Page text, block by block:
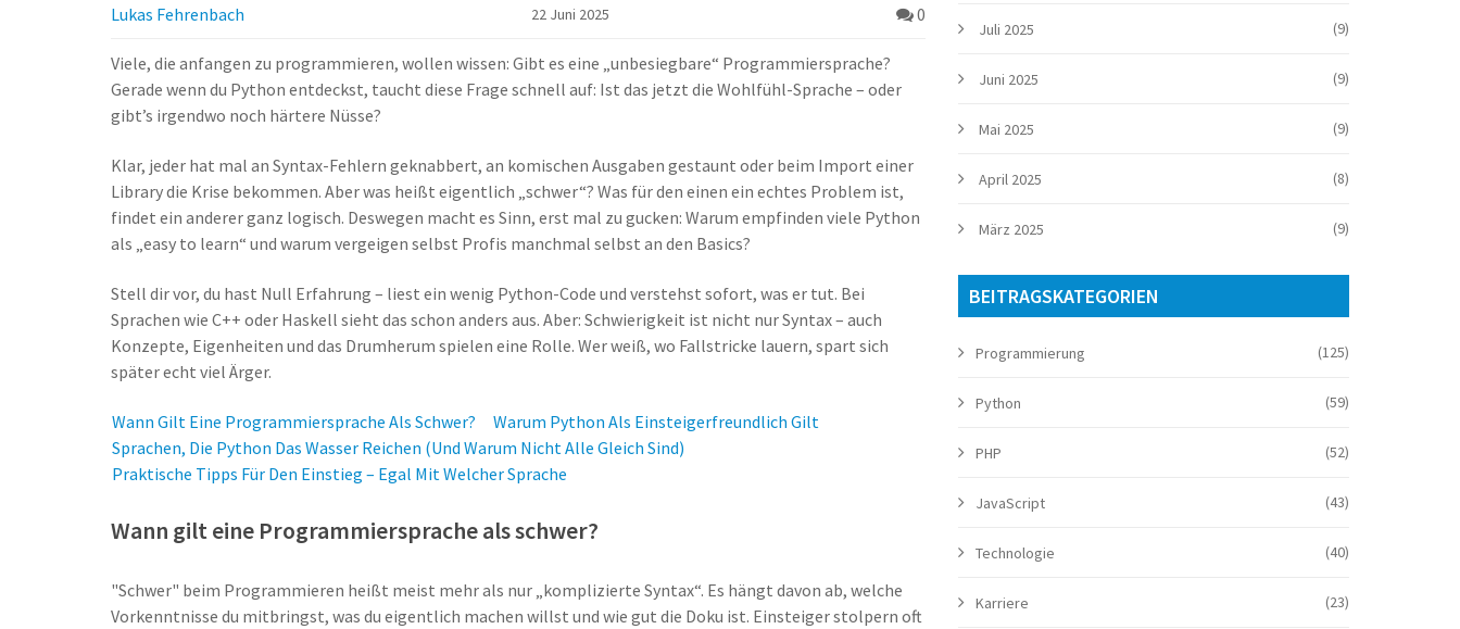
Lukas Fehrenbach 22 Juni 2025 0
Viele, die anfangen zu programmieren, wollen wissen: Gibt es eine „unbesiegbare“ Programmiersprache?
Gerade wenn du Python entdeckst, taucht diese Frage schnell auf: Ist das jetzt die Wohlfühl-Sprache – oder
gibt’s irgendwo noch härtere Nüsse?
Klar, jeder hat mal an Syntax-Fehlern geknabbert, an komischen Ausgaben gestaunt oder beim Import einer
Library die Krise bekommen. Aber was heißt eigentlich „schwer“? Was für den einen ein echtes Problem ist,
findet ein anderer ganz logisch. Deswegen macht es Sinn, erst mal zu gucken: Warum empfinden viele Python
als „easy to learn“ und warum vergeigen selbst Profis manchmal selbst an den Basics?
Stell dir vor, du hast Null Erfahrung – liest ein wenig Python-Code und verstehst sofort, was er tut. Bei
Sprachen wie C++ oder Haskell sieht das schon anders aus. Aber: Schwierigkeit ist nicht nur Syntax – auch
Konzepte, Eigenheiten und das Drumherum spielen eine Rolle. Wer weiß, wo Fallstricke lauern, spart sich
später echt viel Ärger.
Wann Gilt Eine Programmiersprache Als Schwer?
Warum Python Als Einsteigerfreundlich Gilt
Sprachen, Die Python Das Wasser Reichen (und Warum Nicht Alle Gleich Sind)
Praktische Tipps Für Den Einstieg – Egal Mit Welcher Sprache
Wann gilt eine Programmiersprache als schwer?
"Schwer" beim Programmieren heißt meist mehr als nur „komplizierte Syntax“. Es hängt davon ab, welche
Vorkenntnisse du mitbringst, was du eigentlich machen willst und wie gut die Doku ist. Einsteiger stolpern oft
Juli 2025 (9)
Juni 2025 (9)
Mai 2025 (9)
April 2025 (8)
März 2025 (9)
BEITRAGSKATEGORIEN
Programmierung (125)
Python (59)
PHP (52)
JavaScript (43)
Technologie (40)
Karriere (23)